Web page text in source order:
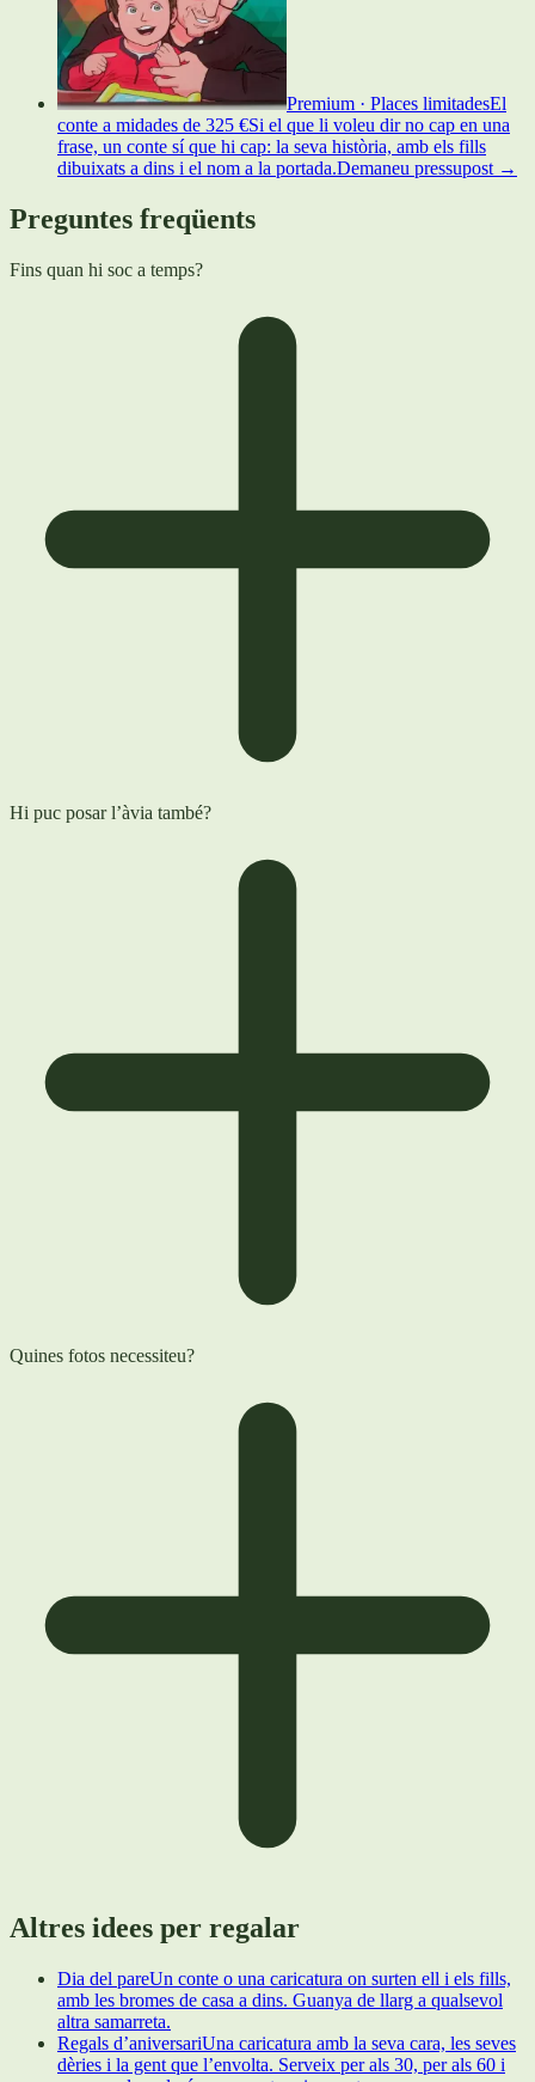
Premium · Places limitadesEl
conte a midades de 325 €Si el que li voleu dir no cap en una
frase, un conte sí que hi cap: la seva història, amb els fills
dibuixats a dins i el nom a la portada.Demaneu pressupost →
Preguntes freqüents
Fins quan hi soc a temps?
Hi puc posar l’àvia també?
Quines fotos necessiteu?
Altres idees per regalar
Dia del pareUn conte o una caricatura on surten ell i els fills,
amb les bromes de casa a dins. Guanya de llarg a qualsevol
altra samarreta.
Regals d’aniversariUna caricatura amb la seva cara, les seves
dèries i la gent que l’envolta. Serveix per als 30, per als 60 i